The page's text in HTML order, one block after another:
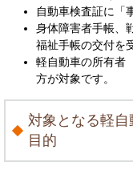
自動車検査証に「
身体障害者手帳、
福祉手帳の交付を
軽自動車の所有者
方が対象です。
対象となる軽
目的